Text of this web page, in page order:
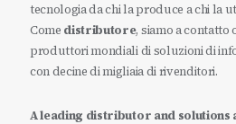
tecnologia da chi la produce a chi la
Come distributore, siamo a contatto
produttori mondiali di soluzioni di
con decine di migliaia di rivenditori.
A leading distributor and